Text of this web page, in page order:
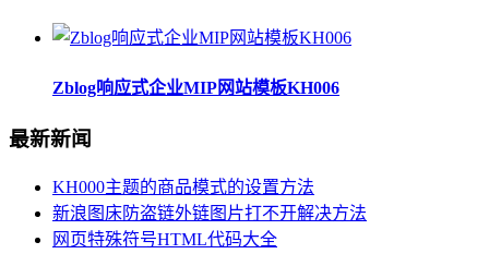
Zblog响应式企业MIP网站模板KH006
最新新闻
KH000主题的商品模式的设置方法
新浪图床防盗链外链图片打不开解决方法
网页特殊符号HTML代码大全